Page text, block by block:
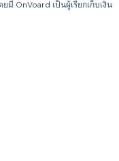
มี OnVoard เป็นผู้เรียกเก็บเงิน